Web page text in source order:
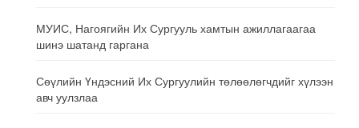
МУИС, Нагоягийн Их Сургууль хамтын ажиллагаагаа
шинэ шатанд гаргана
Сөүлийн Үндэсний Их Сургуулийн төлөөлөгчдийг хүлээн
авч уулзлаа